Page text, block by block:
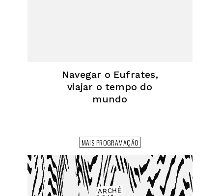
Navegar o Eufrates,
viajar o tempo do
mundo
MAIS PROGRAMAÇÃO
ARCHÉ